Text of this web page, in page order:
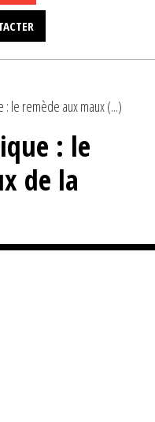
le remède aux maux (...)
: le
de la